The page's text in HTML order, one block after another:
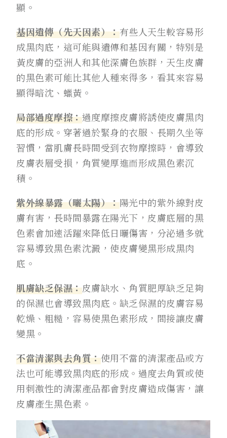
顯。
基因遺傳（先天因素）：有些人天生較容易形
成黑肉底，這可能與遺傳和基因有關，特別是
黃皮膚的亞洲人和其他深膚色族群，天生皮膚
的黑色素可能比其他人種來得多，看其來容易
顯得暗沈、蠟黃。
局部過度摩擦：過度摩擦皮膚將誘使皮膚黑肉
底的形成。穿著過於緊身的衣服、長期久坐等
習慣，當肌膚長時間受到衣物摩擦時，會導致
皮膚表層受損，角質變厚進而形成黑色素沉
積。
紫外線暴露（曬太陽）：陽光中的紫外線對皮
膚有害，長時間暴露在陽光下，皮膚底層的黑
色素會加速活躍來降低日曬傷害，分泌過多就
容易導致黑色素沈澱，使皮膚變黑形成黑肉
底。
肌膚缺乏保濕：皮膚缺水、角質肥厚缺乏足夠
的保濕也會導致黑肉底。缺乏保濕的皮膚容易
乾燥、粗糙，容易使黑色素形成，間接讓皮膚
變黑。
不當清潔與去角質：使用不當的清潔產品或方
法也可能導致黑肉底的形成。過度去角質或使
用刺激性的清潔產品都會對皮膚造成傷害，讓
皮膚產生黑色素。